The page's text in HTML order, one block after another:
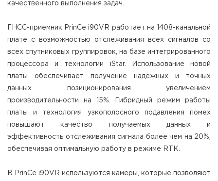
качественного выполнения задач.
ГНСС-приемник PrinCe i90VR работает на 1408-канальной
плате с возможностью отслеживания всех сигналов со
всех спутниковых группировок, на базе интегрированного
процессора и технологии iStar. Использование новой
платы обеспечивает получение надежных и точных
данных позиционирования увеличением
производительности на 15%. Гибридный режим работы
платы и технология узкополосного подавления помех
повышают качество получаемых данных и
эффективность отслеживания сигнала более чем на 20%,
обеспечивая оптимальную работу в режиме RTK.
В PrinCe i90VR используются камеры, которые позволяют